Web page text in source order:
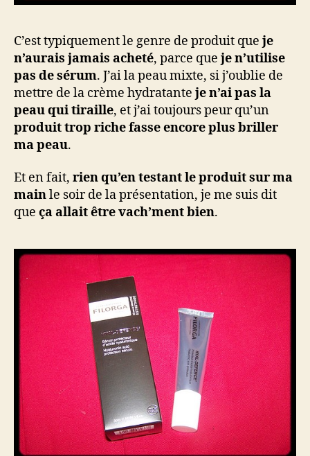
C’est typiquement le genre de produit que je
n’aurais jamais acheté, parce que je n’utilise
pas de sérum. J’ai la peau mixte, si j’oublie de
mettre de la crème hydratante je n’ai pas la
peau qui tiraille, et j’ai toujours peur qu’un
produit trop riche fasse encore plus briller
ma peau.
Et en fait, rien qu’en testant le produit sur ma
mainle soir de la présentation, je me suis dit
que ça allait être vach’ment bien.